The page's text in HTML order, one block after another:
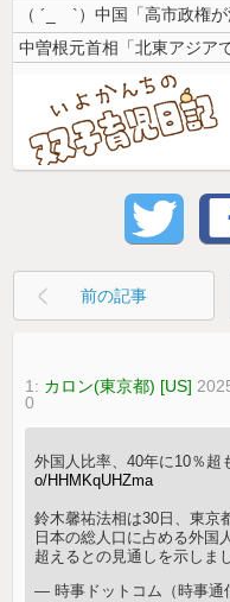
中曽根元首相「北東アジア
前の記事
1: カロン(東京都) [US]
0
外国人比率、40年に10％
o/HHMKqUHZma
鈴木馨祐法相は30日、東京
日本の総人口に占める外国
超えるとの見通しを示しま
— 時事ドットコム（時事